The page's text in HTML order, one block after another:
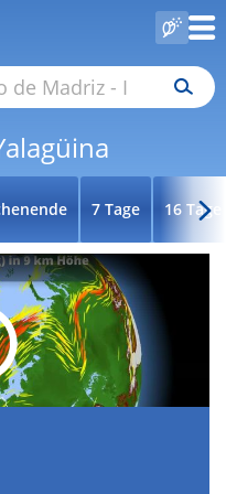
7 Tage 16 Tage